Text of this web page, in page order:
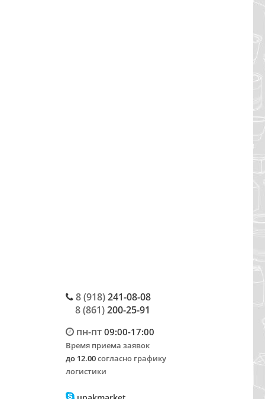
8 (918)241-08-08
8 (861)200-25-91
пн-пт09:00-17:00
Время приема заявок
до 12.00согласно графику
логистики